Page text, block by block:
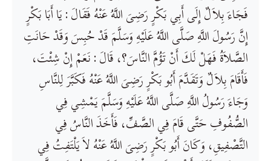
فَجَاءَ بِلاَلٌ إِلَى أَبِي بَكْرٍ رَضِىَ اللَّهُ عَنْهُ فَقَالَ : يَا أَبَا بَكْرٍ
إِنَّ رَسُولَ اللَّهِ صَلَّى اللَّهُ عَلَيْهِ وَسَلَّمَ قَدْ حُبِسَ وَقَدْ حَانَتِ
الصَّلاَةُ فَهَلْ لَكَ أَنْ تَؤُمَّ النَّاسَ؟، قَالَ : نَعَمْ إِنْ شِئْتَ‏،
فَأَقَامَ بِلاَلٌ وَتَقَدَّمَ أَبُو بَكْرٍ رَضِىَ اللَّهُ عَنْهُ فَكَبَّرَ لِلنَّاسِ
وَجَاءَ رَسُولُ اللَّهِ صَلَّى اللَّهُ عَلَيْهِ وَسَلَّمَ يَمْشِي فِي
الصُّفُوفِ حَتَّى قَامَ فِي الصَّفِّ، فَأَخَذَ النَّاسُ فِي
التَّصْفِيقِ، وَكَانَ أَبُو بَكْرٍ رَضِىَ اللَّهُ عَنْهُ لاَ يَلْتَفِتُ فِي